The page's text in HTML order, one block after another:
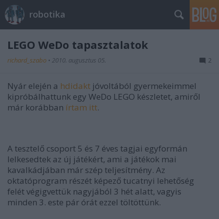
robotika
LEGO WeDo tapasztalatok
richard_szabo • 2010. augusztus 05. 2
Nyár elején a hdidakt jóvoltából gyermekeimmel
kipróbálhattunk egy WeDo LEGO készletet, amiről
már korábban írtam itt.
A tesztelő csoport 5 és 7 éves tagjai egyformán
lelkesedtek az új játékért, ami a játékok mai
kavalkádjában már szép teljesítmény. Az
oktatóprogram részét képező tucatnyi lehetőség
felét végigvettük nagyjából 3 hét alatt, vagyis
minden 3. este pár órát ezzel töltöttünk.